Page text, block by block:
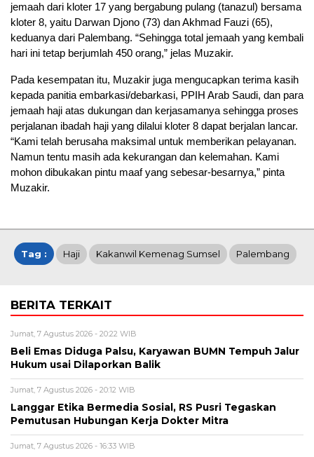
jemaah dari kloter 17 yang bergabung pulang (tanazul) bersama
kloter 8, yaitu Darwan Djono (73) dan Akhmad Fauzi (65),
keduanya dari Palembang. “Sehingga total jemaah yang kembali
hari ini tetap berjumlah 450 orang,” jelas Muzakir.
Pada kesempatan itu, Muzakir juga mengucapkan terima kasih
kepada panitia embarkasi/debarkasi, PPIH Arab Saudi, dan para
jemaah haji atas dukungan dan kerjasamanya sehingga proses
perjalanan ibadah haji yang dilalui kloter 8 dapat berjalan lancar.
“Kami telah berusaha maksimal untuk memberikan pelayanan.
Namun tentu masih ada kekurangan dan kelemahan. Kami
mohon dibukakan pintu maaf yang sebesar-besarnya,” pinta
Muzakir.
Tag : Haji Kakanwil Kemenag Sumsel Palembang
BERITA TERKAIT
Jumat, 7 Agustus 2026 - 20:22 WIB
Beli Emas Diduga Palsu, Karyawan BUMN Tempuh Jalur
Hukum usai Dilaporkan Balik
Jumat, 7 Agustus 2026 - 20:12 WIB
Langgar Etika Bermedia Sosial, RS Pusri Tegaskan
Pemutusan Hubungan Kerja Dokter Mitra
Jumat, 7 Agustus 2026 - 16:33 WIB